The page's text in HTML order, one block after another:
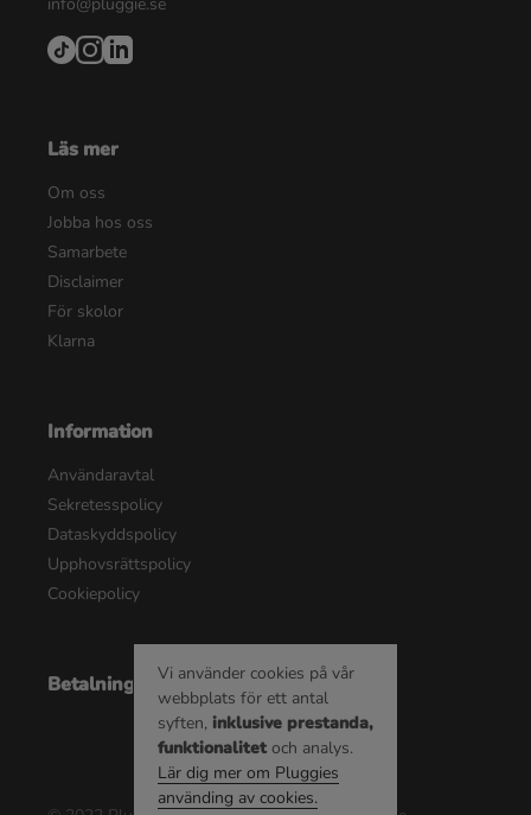
Läs mer
Om oss
Jobba hos oss
Samarbete
Disclaimer
För skolor
Klarna
Information
Användaravtal
Sekretesspolicy
Dataskyddspolicy
Upphovsrättspolicy
Cookiepolicy
BetalningsalternativVi använder cookies på vår
webbplats för ett antal
syften, inklusive prestanda,
funktionalitet och analys.
Lär dig mer om Pluggies
använding av cookies.